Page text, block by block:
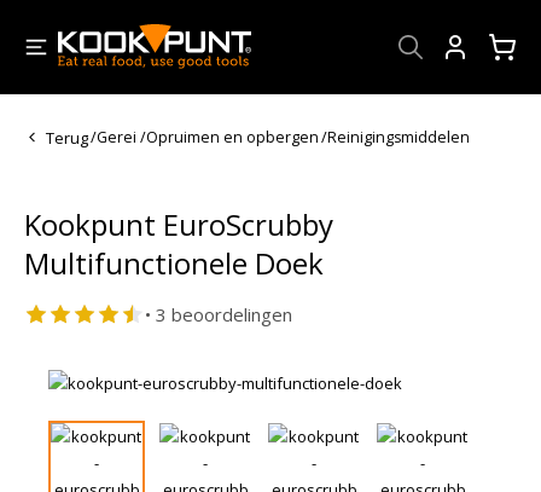
Terug/Gerei /Opruimen en opbergen/Reinigingsmiddelen
Kookpunt EuroScrubby
Multifunctionele Doek
• 3 beoordelingen